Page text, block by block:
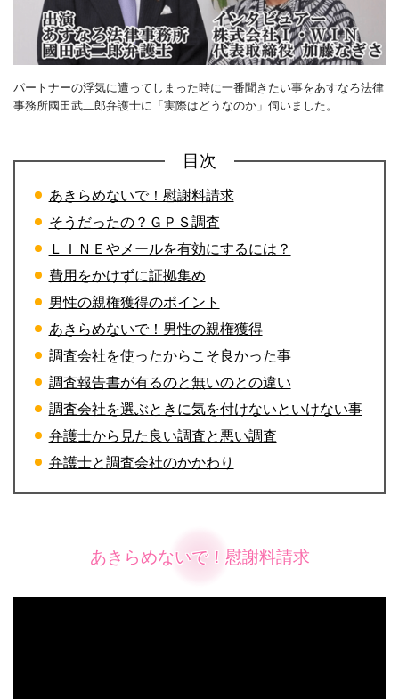
パートナーの浮気に遭ってしまった時に一番聞きたい事をあすなろ法律
事務所國田武二郎弁護士に「実際はどうなのか」伺いました。
目次
あきらめないで！慰謝料請求
そうだったの？ＧＰＳ調査
ＬＩＮＥやメールを有効にするには？
費用をかけずに証拠集め
男性の親権獲得のポイント
あきらめないで！男性の親権獲得
調査会社を使ったからこそ良かった事
調査報告書が有るのと無いのとの違い
調査会社を選ぶときに気を付けないといけない事
弁護士から見た良い調査と悪い調査
弁護士と調査会社のかかわり
あきらめないで！慰謝料請求